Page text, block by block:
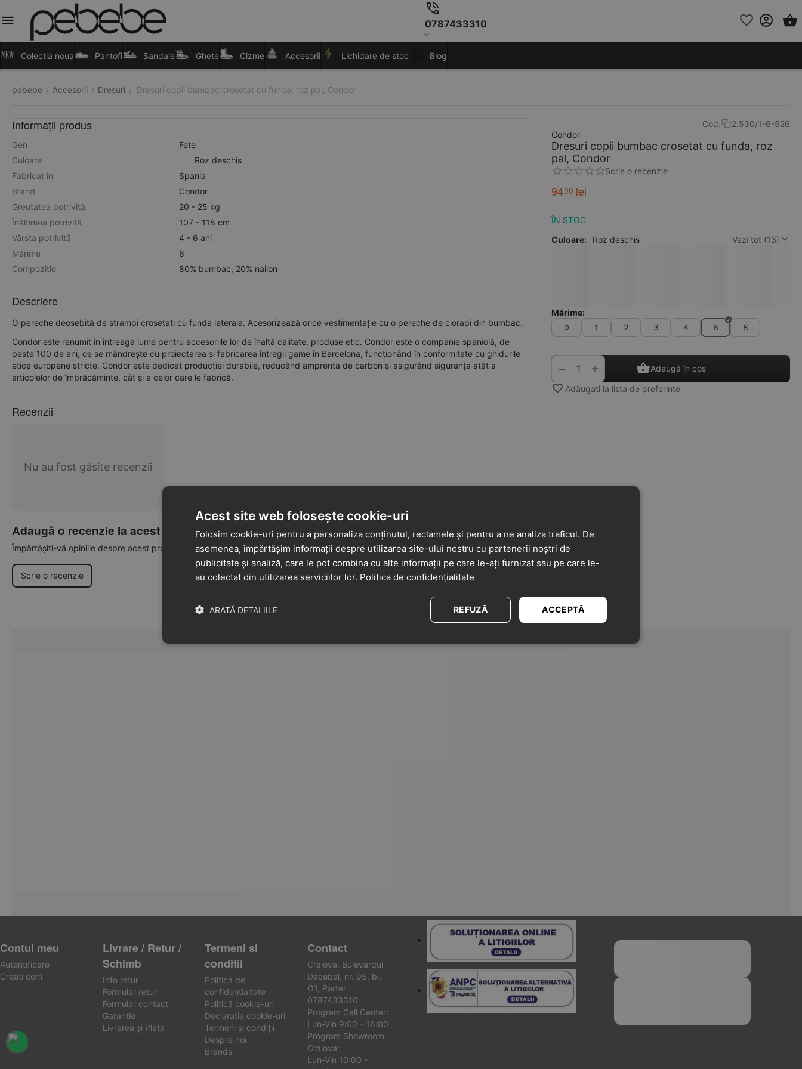
0787433310
Colectia noua Pantofi Sandale Ghete Cizme Accesorii Lichidare de stoc Blog
pebebe / Accesorii / Dresuri / Dresuri copii bumbac crosetat cu funda, roz pal, Condor
Cod:
2.530/1-6-526
Condor
Dresuri copii bumbac crosetat cu funda, roz
pal, Condor
Scrie o recenzie
9490 lei
ÎN STOC
Culoare:
Roz deschis Vezi tot (13)
Mărime:
0
1 2 3 4 6 8
+
−
Adaugă în coș
Adăugați la lista de preferințe
Informații produs
Gen
Fete
Culoare
Roz deschis
Fabricat în
Spania
Brand
Condor
Greutatea potrivită
20 - 25 kg
Înălțimea potrivită
107 - 118 cm
Vârsta potrivită
4 - 6 ani
Mărime
6
Compoziție
80% bumbac, 20% nailon
Descriere
O pereche deosebită de strampi crosetati cu funda laterala. Acesorizează orice vestimentație cu o pereche de ciorapi din bumbac.
Condor este renumit în întreaga lume pentru accesoriile lor de înaltă calitate, produse etic. Condor este o companie spaniolă, de
peste 100 de ani, ce se mândrește cu proiectarea și fabricarea întregii game în Barcelona, funcționând în conformitate cu ghidurile
etice europene stricte. Condor este dedicat producției durabile, reducând amprenta de carbon și asigurând siguranța atât a
articolelor de îmbrăcăminte, cât și a celor care le fabrică.
Recenzii
Nu au fost găsite recenzii
Adaugă o recenzie la acest produs
Împărtășiți-vă opiniile despre acest produs cu alți clienți
Scrie o recenzie
Contul meu
Autentificare
Creati cont
Livrare / Retur /
Schimb
Info retur
Formular retur
Formular contact
Garantie
Livrarea și Plata
Termeni si
conditii
Politica de
confidentiaitate
Politică cookie-uri
Declaratie cookie-uri
Termeni și condiții
Despre noi
Brands
Contact
Craiova, Bulevardul
Decebal, nr. 95, bl.
O1, Parter
0787433310
Program Call Center:
Lun-Vin 9:00 - 16:00
Program Showroom
Craiova:
Lun-Vin 10:00 -
Acest site web folosește cookie-uri
Folosim cookie-uri pentru a personaliza conținutul, reclamele și pentru a ne analiza traficul. De
asemenea, împărtășim informații despre utilizarea site-ului nostru cu partenerii noștri de
publicitate și analiză, care le pot combina cu alte informații pe care le-ați furnizat sau pe care le-
au colectat din utilizarea serviciilor lor. Politica de confidențialitate
ACCEPTĂ
REFUZĂ
ARATĂ DETALIILE